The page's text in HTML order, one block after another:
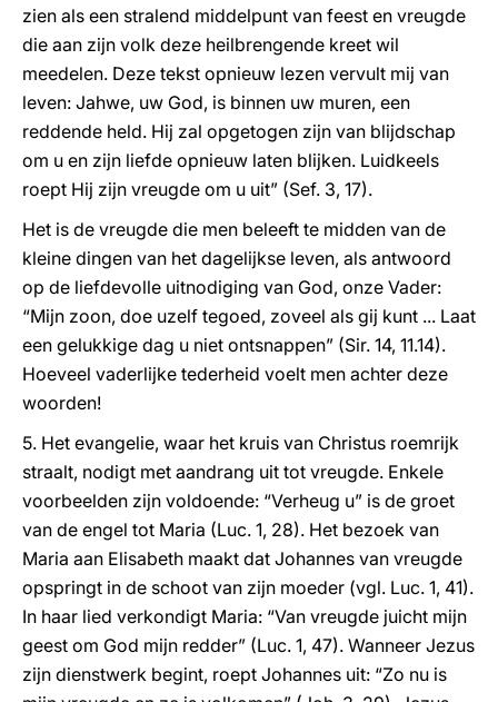
zien als een stralend middelpunt van feest en vreugde
die aan zijn volk deze heilbrengende kreet wil
meedelen. Deze tekst opnieuw lezen vervult mij van
leven: Jahwe, uw God, is binnen uw muren, een
reddende held. Hij zal opgetogen zijn van blijdschap
om u en zijn liefde opnieuw laten blijken. Luidkeels
roept Hij zijn vreugde om u uit” (Sef. 3, 17).
Het is de vreugde die men beleeft te midden van de
kleine dingen van het dagelijkse leven, als antwoord
op de liefdevolle uitnodiging van God, onze Vader:
“Mijn zoon, doe uzelf tegoed, zoveel als gij kunt ... Laat
een gelukkige dag u niet ontsnappen” (Sir. 14, 11.14).
Hoeveel vaderlijke tederheid voelt men achter deze
woorden!
5. Het evangelie, waar het kruis van Christus roemrijk
straalt, nodigt met aandrang uit tot vreugde. Enkele
voorbeelden zijn voldoende: “Verheug u” is de groet
van de engel tot Maria (Luc. 1, 28). Het bezoek van
Maria aan Elisabeth maakt dat Johannes van vreugde
opspringt in de schoot van zijn moeder (vgl. Luc. 1, 41).
In haar lied verkondigt Maria: “Van vreugde juicht mijn
geest om God mijn redder” (Luc. 1, 47). Wanneer Jezus
zijn dienstwerk begint, roept Johannes uit: “Zo nu is